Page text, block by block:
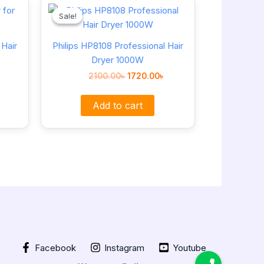
Sale!
Sale!
Philips HP8108 Professional Hair
Dryer 1000W
2100.00৳
price
was:
2100.00৳ .
1720.00৳
price
Add to cart
Facebook Instagram
Youtube